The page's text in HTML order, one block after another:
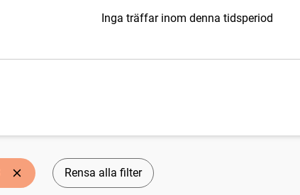
Inga träffar inom denna tidsperiod
Rensa alla filter